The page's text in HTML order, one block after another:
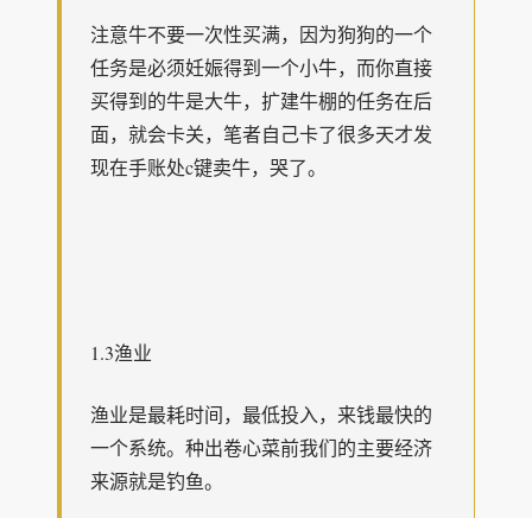
注意牛不要一次性买满，因为狗狗的一个
任务是必须妊娠得到一个小牛，而你直接
买得到的牛是大牛，扩建牛棚的任务在后
面，就会卡关，笔者自己卡了很多天才发
现在手账处c键卖牛，哭了。
1.3渔业
渔业是最耗时间，最低投入，来钱最快的
一个系统。种出卷心菜前我们的主要经济
来源就是钓鱼。